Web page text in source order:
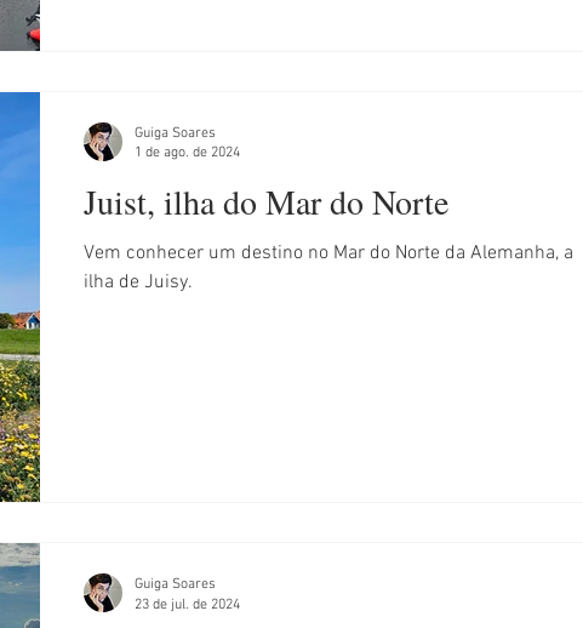
Juist, ilha do Mar do Norte
Vem conhecer um destino no Mar do Norte da Alemanha, a
ilha de Juisy.
Guiga Soares
1 de ago. de 2024
Guiga Soares
23 de jul. de 2024